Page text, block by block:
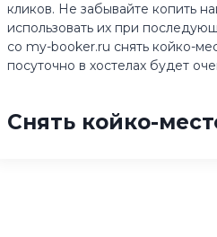
кликов. Не забывайте копить
использовать их при
со my-booker.ru снять койко-
посуточно в хостелах будет
Снять койко-